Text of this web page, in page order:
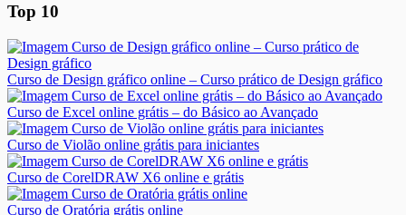
Top 10
Curso de Design gráfico online – Curso prático de Design gráfico
Curso de Excel online grátis – do Básico ao Avançado
Curso de Violão online grátis para iniciantes
Curso de CorelDRAW X6 online e grátis
Curso de Oratória grátis online